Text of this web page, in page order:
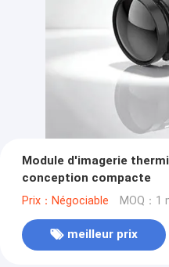
Module d'imagerie
conception compacte
Prix：Négociable MOQ：1
meilleur prix